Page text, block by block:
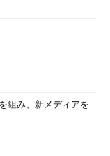
組み、新メディアを